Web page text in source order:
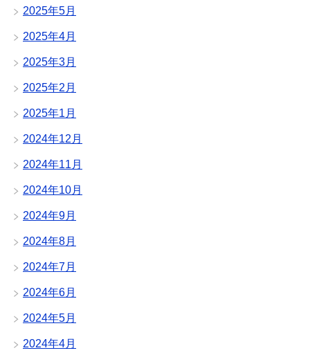
2025年5月
2025年4月
2025年3月
2025年2月
2025年1月
2024年12月
2024年11月
2024年10月
2024年9月
2024年8月
2024年7月
2024年6月
2024年5月
2024年4月